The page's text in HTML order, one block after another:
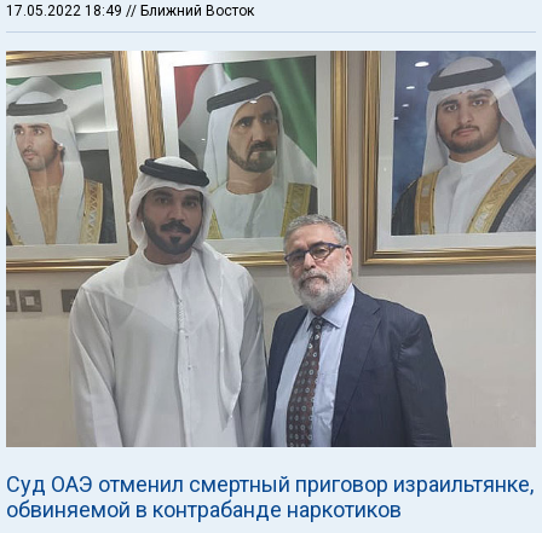
17.05.2022 18:49 // Ближний Восток
Суд ОАЭ отменил смертный приговор израильтянке,
обвиняемой в контрабанде наркотиков